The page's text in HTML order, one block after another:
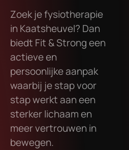
Zoek je fysiotherapie
in Kaatsheuvel? Dan
biedt Fit & Strong een
actieve en
persoonlijke aanpak
waarbij je stap voor
stap werkt aan een
sterker lichaam en
meer vertrouwen in
bewegen.